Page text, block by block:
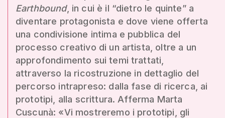
Earthbound, in cui è il “dietro le quinte” a
diventare protagonista e dove viene offerta
una condivisione intima e pubblica del
processo creativo di un artista, oltre a un
approfondimento sui temi trattati,
attraverso la ricostruzione in dettaglio del
percorso intrapreso: dalla fase di ricerca, ai
prototipi, alla scrittura. Afferma Marta
Cuscunà: «Vi mostreremo i prototipi, gli